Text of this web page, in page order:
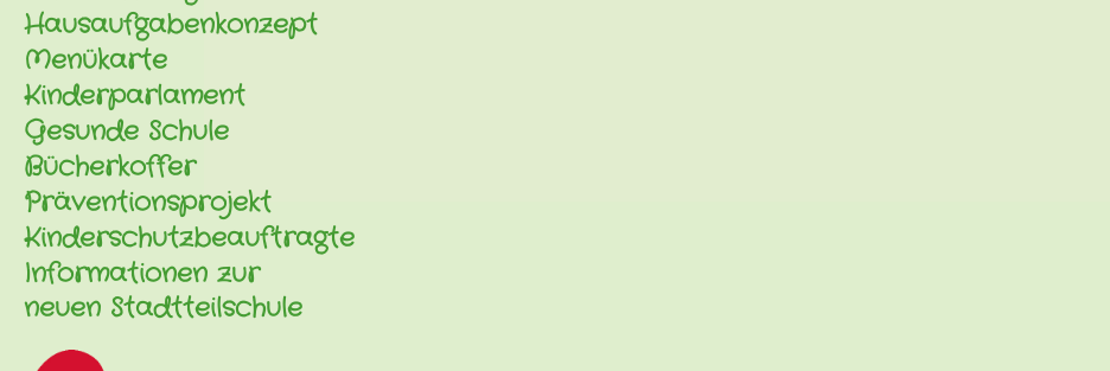
Hausaufgabenkonzept
Menükarte
Kinderparlament
Gesunde Schule
Bücherkoffer
Präventionsprojekt
Kinderschutzbeauftragte
Informationen zur
neuen Stadtteilschule